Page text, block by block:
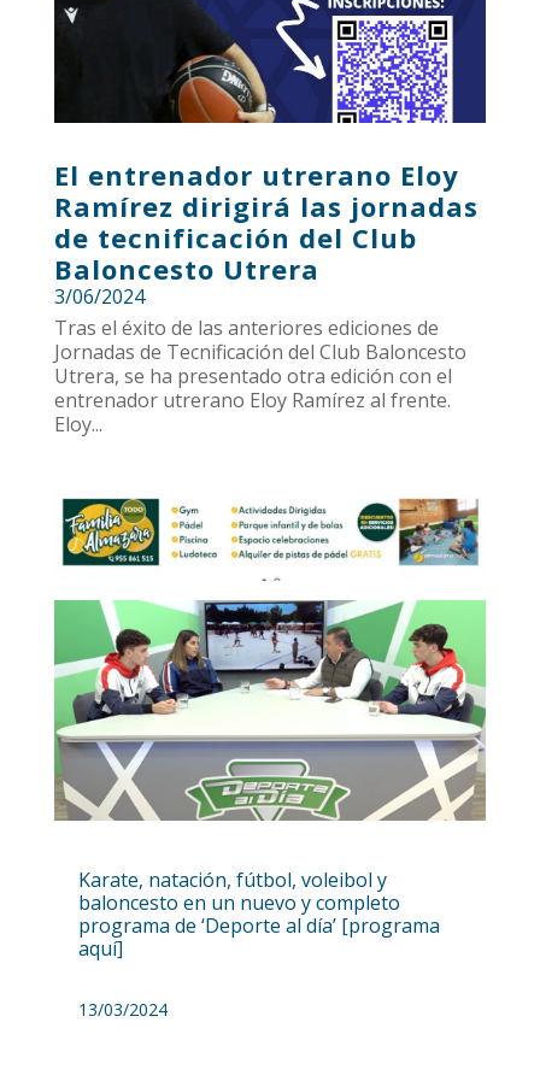
El entrenador utrerano Eloy
Ramírez dirigirá las jornadas
de tecnificación del Club
Baloncesto Utrera
3/06/2024
Tras el éxito de las anteriores ediciones de
Jornadas de Tecnificación del Club Baloncesto
Utrera, se ha presentado otra edición con el
entrenador utrerano Eloy Ramírez al frente.
Eloy...
Karate, natación, fútbol, voleibol y
baloncesto en un nuevo y completo
programa de ‘Deporte al día’ [programa
aquí]
13/03/2024